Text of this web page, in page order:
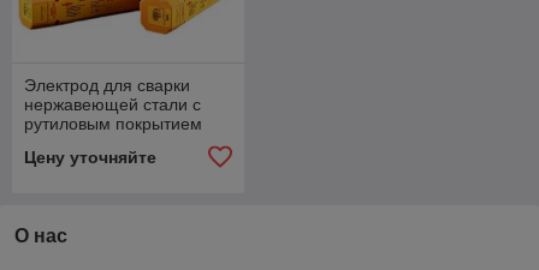
Электрод для сварки
нержавеющей стали с
рутиловым покрытием
Цену уточняйте
О нас